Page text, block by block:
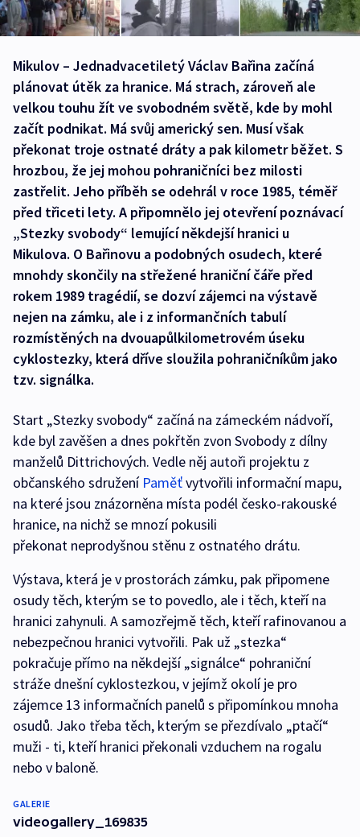
Mikulov – Jednadvacetiletý Václav Bařina začíná
plánovat útěk za hranice. Má strach, zároveň ale
velkou touhu žít ve svobodném světě, kde by mohl
začít podnikat. Má svůj americký sen. Musí však
překonat troje ostnaté dráty a pak kilometr běžet. S
hrozbou, že jej mohou pohraničníci bez milosti
zastřelit. Jeho příběh se odehrál v roce 1985, téměř
před třiceti lety. A připomnělo jej otevření poznávací
„Stezky svobody“ lemující někdejší hranici u
Mikulova. O Bařinovu a podobných osudech, které
mnohdy skončily na střežené hraniční čáře před
rokem 1989 tragédií, se dozví zájemci na výstavě
nejen na zámku, ale i z informančních tabulí
rozmístěných na dvouapůlkilometrovém úseku
cyklostezky, která dříve sloužila pohraničníkům jako
tzv. signálka.
Start „Stezky svobody“ začíná na zámeckém nádvoří,
kde byl zavěšen a dnes pokřtěn zvon Svobody z dílny
manželů Dittrichových. Vedle něj autoři projektu z
občanského sdružení Paměťvytvořili informační mapu,
na které jsou znázorněna místa podél česko-rakouské
hranice, na nichž se mnozí pokusili
překonat neprodyšnou stěnu z ostnatého drátu.
Výstava, která je v prostorách zámku, pak připomene
osudy těch, kterým se to povedlo, ale i těch, kteří na
hranici zahynuli. A samozřejmě těch, kteří rafinovanou a
nebezpečnou hranici vytvořili. Pak už „stezka“
pokračuje přímo na někdejší „signálce“ pohraniční
stráže dnešní cyklostezkou, v jejímž okolí je pro
zájemce 13 informačních panelů s připomínkou mnoha
osudů. Jako třeba těch, kterým se přezdívalo „ptačí“
muži - ti, kteří hranici překonali vzduchem na rogalu
nebo v baloně.
GALERIE
videogallery_169835